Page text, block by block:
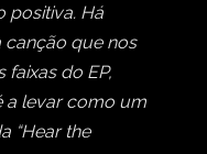
positiva. Há
canção que nos
faixas do EP,
a levar como um
“Hear the